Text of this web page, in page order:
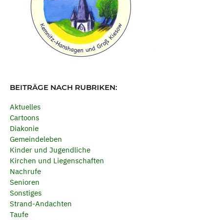
BEITRÄGE NACH RUBRIKEN:
Aktuelles
Cartoons
Diakonie
Gemeindeleben
Kinder und Jugendliche
Kirchen und Liegenschaften
Nachrufe
Senioren
Sonstiges
Strand-Andachten
Taufe